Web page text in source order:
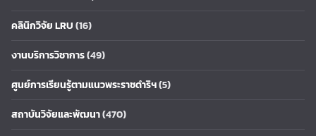
คลินิกวิจัย LRU(16)
งานบริการวิชาการ(49)
ศูนย์การเรียนรู้ตามแนวพระราชดำริฯ(5)
สถาบันวิจัยและพัฒนา(470)